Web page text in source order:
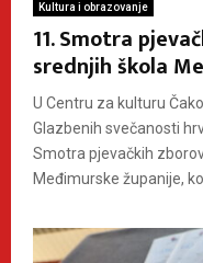
Kultura i obrazovanje
11. Smotra
srednjih škola
U Centru za kulturu
Glazbenih svečanosti
Smotra pjevačkih
Međimurske županije,